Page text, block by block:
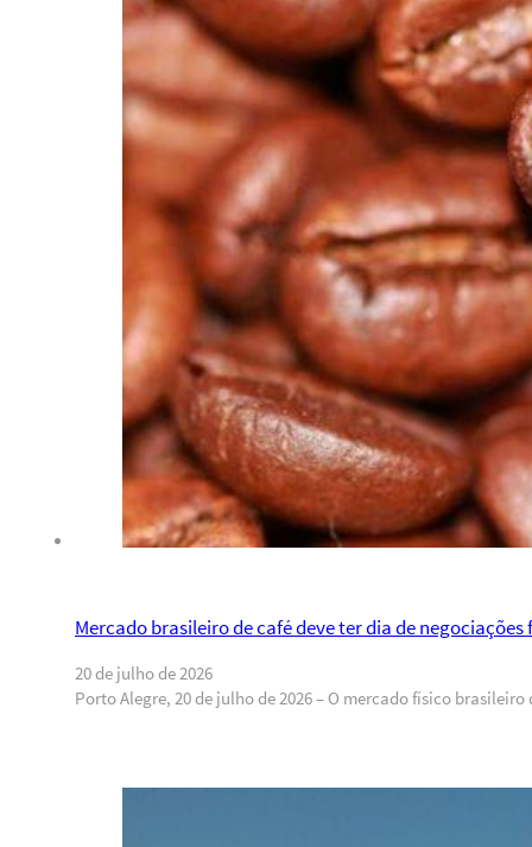
Mercado brasileiro de café deve ter dia de negociações
20 de julho de 2026
Porto Alegre, 20 de julho de 2026 – O mercado físico